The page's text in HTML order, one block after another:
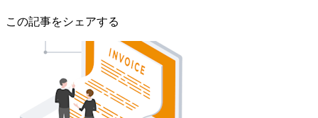
この記事をシェアする